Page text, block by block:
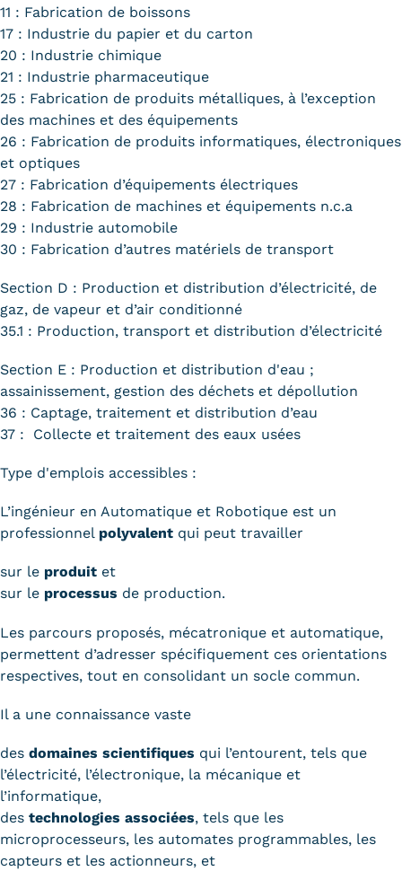
11 : Fabrication de boissons
17 : Industrie du papier et du carton
20 : Industrie chimique
21 : Industrie pharmaceutique
25 : Fabrication de produits métalliques, à l’exception
des machines et des équipements
26 : Fabrication de produits informatiques, électroniques
et optiques
27 : Fabrication d’équipements électriques
28 : Fabrication de machines et équipements n.c.a
29 : Industrie automobile
30 : Fabrication d’autres matériels de transport
Section D : Production et distribution d’électricité, de
gaz, de vapeur et d’air conditionné
35.1 : Production, transport et distribution d’électricité
Section E : Production et distribution d'eau ;
assainissement, gestion des déchets et dépollution
36 : Captage, traitement et distribution d’eau
37 : Collecte et traitement des eaux usées
Type d'emplois accessibles :
L’ingénieur en Automatique et Robotique est un
professionnel polyvalent qui peut travailler
sur le produit et
sur le processus de production.
Les parcours proposés, mécatronique et automatique,
permettent d’adresser spécifiquement ces orientations
respectives, tout en consolidant un socle commun.
Il a une connaissance vaste
des domaines scientifiques qui l’entourent, tels que
l’électricité, l’électronique, la mécanique et
l’informatique,
des technologies associées, tels que les
microprocesseurs, les automates programmables, les
capteurs et les actionneurs, et